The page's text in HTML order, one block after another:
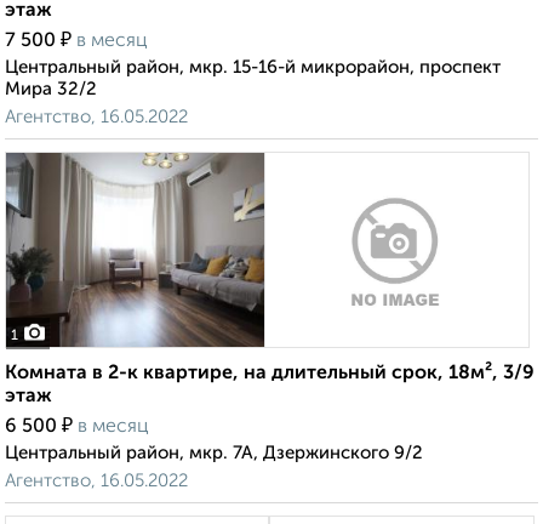
этаж
7 500 ₽ в месяц
Центральный район, мкр. 15-16-й микрорайон, проспект
Мира 32/2
Агентство, 16.05.2022
1
Комната в 2-к квартире, на длительный срок, 18м², 3/9
этаж
6 500 ₽ в месяц
Центральный район, мкр. 7А, Дзержинского 9/2
Агентство, 16.05.2022